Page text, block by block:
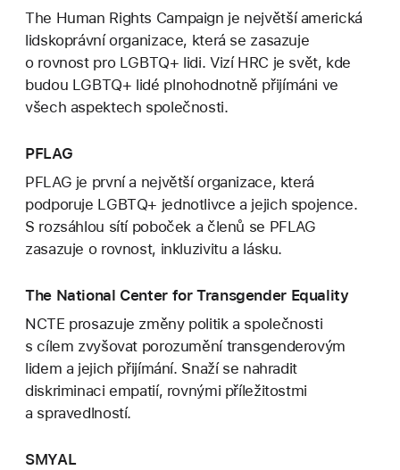
The Human Rights Campaign je největší americká
lidskoprávní organizace, která se zasazuje
o rovnost pro LGBTQ+ lidi. Vizí HRC je svět, kde
budou LGBTQ+ lidé plnohodnotně přijímáni ve
všech aspektech společnosti.
PFLAG
PFLAG je první a největší organizace, která
podporuje LGBTQ+ jednotlivce a jejich spojence.
S rozsáhlou sítí poboček a členů se PFLAG
zasazuje o rovnost, inkluzivitu a lásku.
The National Center for Transgender Equality
NCTE prosazuje změny politik a společnosti
s cílem zvyšovat porozumění transgenderovým
lidem a jejich přijímání. Snaží se nahradit
diskriminaci empatií, rovnými příležitostmi
a spravedlností.
SMYAL